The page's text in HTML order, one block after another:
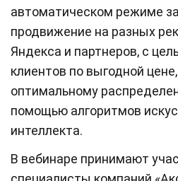
автоматическом режиме
продвижение на разных
Яндекса и партнеров, с
клиентов по выгодной
оптимальному
помощью алгоритмов
интеллекта.
В вебинаре принимают